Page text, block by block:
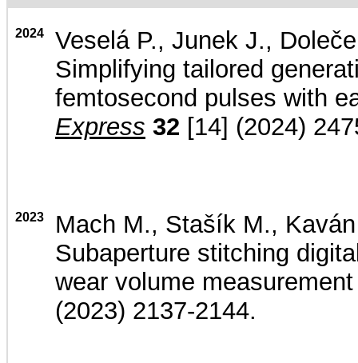
2024
Veselá P., Junek J.,
Simplifying tailored
femtosecond pulses with
Express 32 [14] (2024)
2023
Mach M., Stašík M.,
Subaperture stitching
wear volume
(2023) 2137-2144.